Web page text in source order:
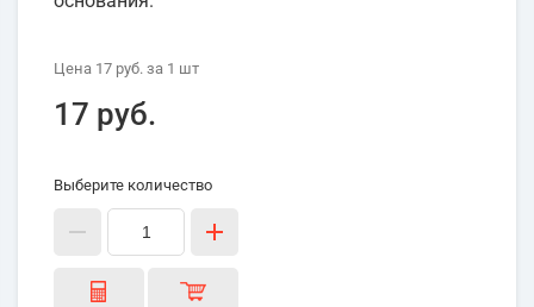
Цена 17 руб. за 1 шт
17 руб.
Выберите количество